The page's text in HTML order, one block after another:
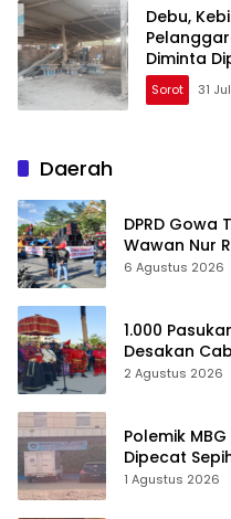
Debu,
Diminta
Sorot 31
Daerah
DPRD Gowa
Wawan Nur
6 Agustus 2026
1.000
Desakan
2 Agustus 2026
Polemik
Dipecat
1 Agustus 2026